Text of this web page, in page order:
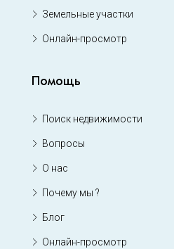
Земельные участки
Онлайн-просмотр
Помощь
Поиск недвижимости
Вопросы
О нас
Почему мы ?
Блог
Онлайн-просмотр